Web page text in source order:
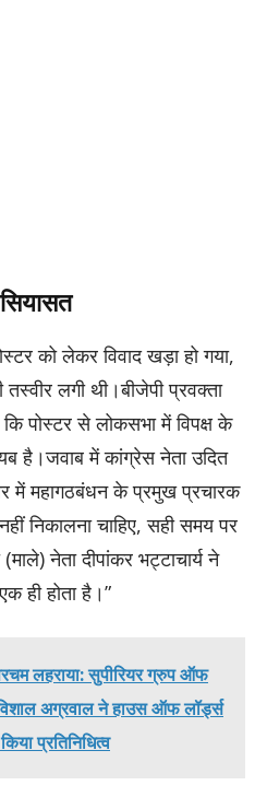
को लेकर विवाद खड़ा हो गया,
लगी थी।बीजेपी प्रवक्ता
कि पोस्टर से लोकसभा में विपक्ष के
है।जवाब में कांग्रेस नेता उदित
में महागठबंधन के प्रमुख प्रचारक
निकालना चाहिए, सही समय पर
नेता दीपांकर भट्टाचार्य ने
ही होता है।”
लहराया: सुपीरियर ग्रुप ऑफ
अग्रवाल ने हाउस ऑफ लॉर्ड्स
प्रतिनिधित्व